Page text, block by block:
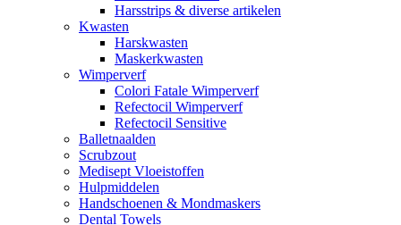
Harsstrips & diverse artikelen
Kwasten
Harskwasten
Maskerkwasten
Wimperverf
Colori Fatale Wimperverf
Refectocil Wimperverf
Refectocil Sensitive
Balletnaalden
Scrubzout
Medisept Vloeistoffen
Hulpmiddelen
Handschoenen & Mondmaskers
Dental Towels